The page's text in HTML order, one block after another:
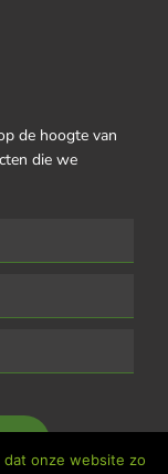
de hoogte van
die we
onze website zo